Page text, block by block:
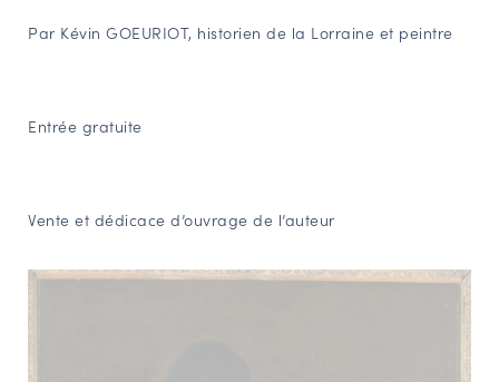
VOUS ÊTES…
Par Kévin GOEURIOT, historien de la Lorraine et peintre
Entrée gratuite
Vente et dédicace d’ouvrage de l’auteur